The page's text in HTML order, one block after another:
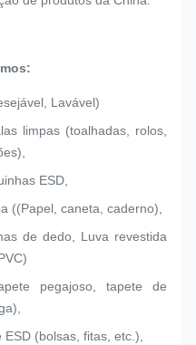
Lavável)
limpas (toalhadas, rolos,
ESD,
((Papel, caneta, caderno),
de dedo, Luva revestida
pegajoso, tapete de
(bolsas, fitas, etc.),